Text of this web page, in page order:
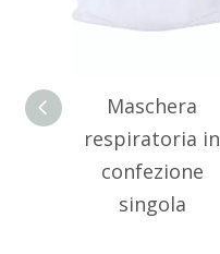
Maschera
respiratoria in
confezione
singola